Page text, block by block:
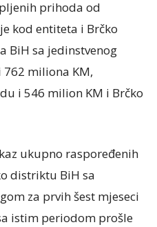
prihoda od
kod entiteta i Brčko
BiH sa jedinstvenog
miliona KM,
i 546 milion KM i Brčko
ukupno raspoređenih
distriktu BiH sa
za prvih šest mjeseci
istim periodom prošle